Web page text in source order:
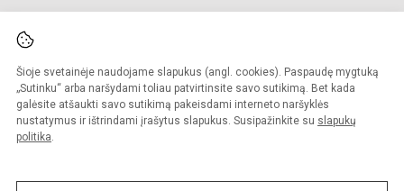
Šioje svetainėje naudojame slapukus (angl. cookies). Paspaudę mygtuką
„Sutinku“ arba naršydami toliau patvirtinsite savo sutikimą. Bet kada
galėsite atšaukti savo sutikimą pakeisdami interneto naršyklės
nustatymus ir ištrindami įrašytus slapukus. Susipažinkite su slapukų
politika.
© 2025. Vilniaus lopšelis-darželis „Rytas“. Visos teisės saugomos.
Kopijuoti turinį be raštiško darželio sutikimo griežtai draudžiama.
Prieinamumo paraiška Slapukų valdymas
Sumanus būdas atnaujinti